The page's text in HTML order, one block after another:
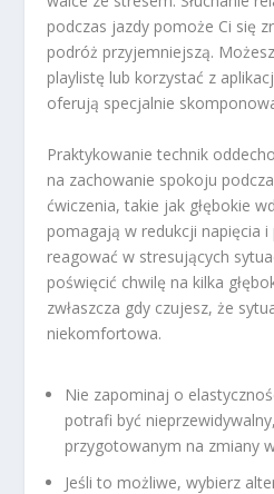
podczas jazdy pomoże Ci się
podróż przyjemniejszą.
playlistę lub korzystać z
oferują specjalnie
Praktykowanie technik
na zachowanie spokoju
ćwiczenia, takie jak głębokie
pomagają w redukcji napięcia
reagować w stresujących
poświęcić chwilę na kilka
zwłaszcza gdy czujesz, że
niekomfortowa.
Nie zapominaj o
potrafi być
przygotowanym na zmiany
Jeśli to możliwe, wybierz